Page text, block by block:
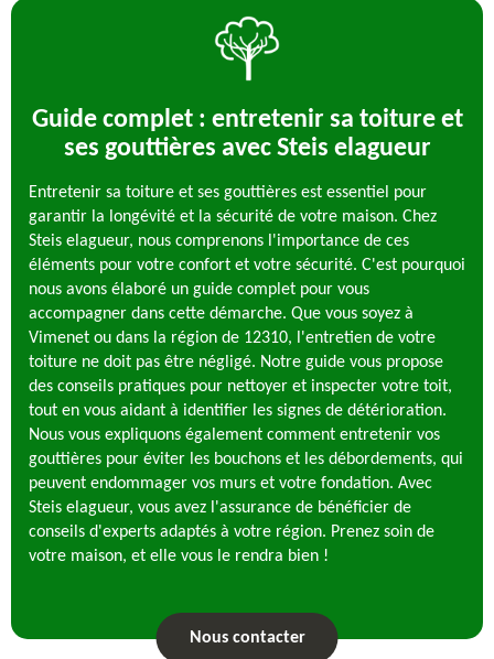
Guide complet : entretenir sa toiture et
ses gouttières avec Steis elagueur
Entretenir sa toiture et ses gouttières est essentiel pour
garantir la longévité et la sécurité de votre maison. Chez
Steis elagueur, nous comprenons l'importance de ces
éléments pour votre confort et votre sécurité. C'est pourquoi
nous avons élaboré un guide complet pour vous
accompagner dans cette démarche. Que vous soyez à
Vimenet ou dans la région de 12310, l'entretien de votre
toiture ne doit pas être négligé. Notre guide vous propose
des conseils pratiques pour nettoyer et inspecter votre toit,
tout en vous aidant à identifier les signes de détérioration.
Nous vous expliquons également comment entretenir vos
gouttières pour éviter les bouchons et les débordements, qui
peuvent endommager vos murs et votre fondation. Avec
Steis elagueur, vous avez l'assurance de bénéficier de
conseils d'experts adaptés à votre région. Prenez soin de
votre maison, et elle vous le rendra bien !
Nous contacter